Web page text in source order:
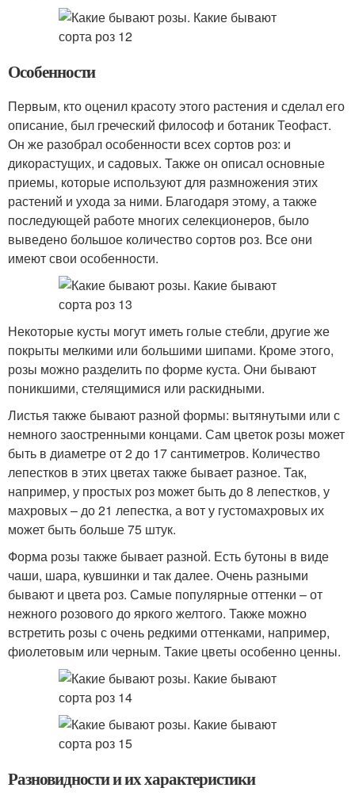
Особенности
Первым, кто оценил красоту этого растения и сделал его
описание, был греческий философ и ботаник Теофаст.
Он же разобрал особенности всех сортов роз: и
дикорастущих, и садовых. Также он описал основные
приемы, которые используют для размножения этих
растений и ухода за ними. Благодаря этому, а также
последующей работе многих селекционеров, было
выведено большое количество сортов роз. Все они
имеют свои особенности.
Некоторые кусты могут иметь голые стебли, другие же
покрыты мелкими или большими шипами. Кроме этого,
розы можно разделить по форме куста. Они бывают
поникшими, стелящимися или раскидными.
Листья также бывают разной формы: вытянутыми или с
немного заостренными концами. Сам цветок розы может
быть в диаметре от 2 до 17 сантиметров. Количество
лепестков в этих цветах также бывает разное. Так,
например, у простых роз может быть до 8 лепестков, у
махровых – до 21 лепестка, а вот у густомахровых их
может быть больше 75 штук.
Форма розы также бывает разной. Есть бутоны в виде
чаши, шара, кувшинки и так далее. Очень разными
бывают и цвета роз. Самые популярные оттенки – от
нежного розового до яркого желтого. Также можно
встретить розы с очень редкими оттенками, например,
фиолетовым или черным. Такие цветы особенно ценны.
Разновидности и их характеристики